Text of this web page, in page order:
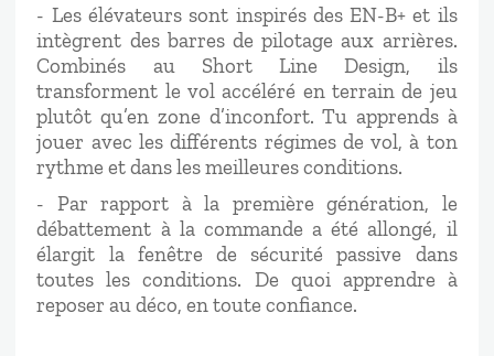
- Les élévateurs sont inspirés des EN-B+ et ils
intègrent des barres de pilotage aux arrières.
Combinés au Short Line Design, ils
transforment le vol accéléré en terrain de jeu
plutôt qu’en zone d’inconfort. Tu apprends à
jouer avec les différents régimes de vol, à ton
rythme et dans les meilleures conditions.
- Par rapport à la première génération, le
débattement à la commande a été allongé, il
élargit la fenêtre de sécurité passive dans
toutes les conditions. De quoi apprendre à
reposer au déco, en toute confiance.